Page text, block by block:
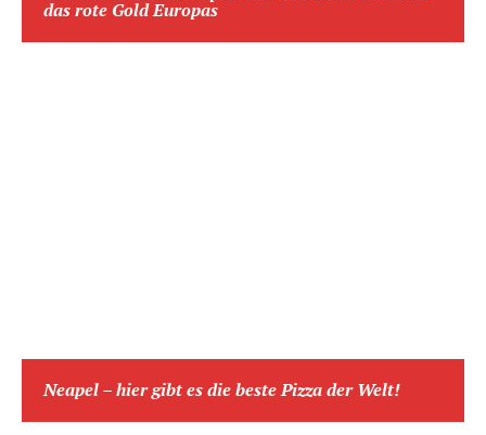
das rote Gold Europas
Neapel – hier gibt es die beste Pizza der Welt!